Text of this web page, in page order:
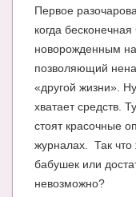
Энциклопедия
Мамина
СЕРВИСЫ И
Сервис. Оценка
Приложения для
Полезные ссылки
Первое
когда
новорожденным
позволяющий
«другой жизни».
хватает средств.
стоят красочные
журналах. Так что
бабушек или
невозможно?